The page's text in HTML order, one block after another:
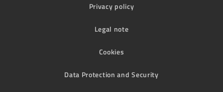
Privacy policy
Legal note
Cookies
Data Protection and Security